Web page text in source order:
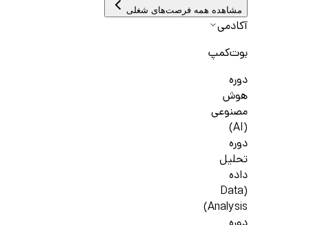
مشاهده همه فرصت‌های شغلی
آکادمی
بوت‌کمپ
دوره
هوش
مصنوعی
(AI)
دوره
تحلیل
داده
(Data
Analysis)